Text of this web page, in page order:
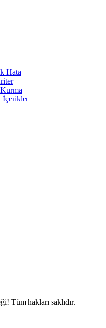
Hata
İçerikler
Tüm hakları saklıdır. |